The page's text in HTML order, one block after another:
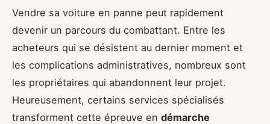
Vendre sa voiture en panne peut rapidement
devenir un parcours du combattant. Entre les
acheteurs qui se désistent au dernier moment et
les complications administratives, nombreux sont
les propriétaires qui abandonnent leur projet.
Heureusement, certains services spécialisés
transforment cette épreuve en démarche